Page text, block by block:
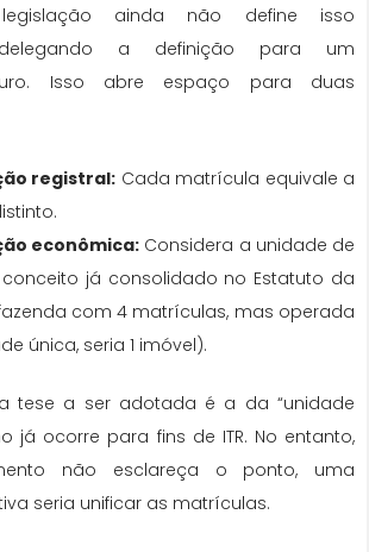
legislação ainda não define isso
delegando a definição para um
Isso abre espaço para duas
registral: Cada matrícula equivale a
econômica: Considera a unidade de
conceito já consolidado no Estatuto da
com 4 matrículas, mas operada
única, seria 1 imóvel).
tese a ser adotada é a da “unidade
já ocorre para fins de ITR. No entanto,
não esclareça o ponto, uma
seria unificar as matrículas.